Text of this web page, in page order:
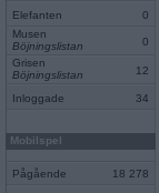
Elefanten
0
Musen
Böjningslistan
0
Grisen
Böjningslistan
12
Inloggade 34
Mobilspel
Pågående 18 278